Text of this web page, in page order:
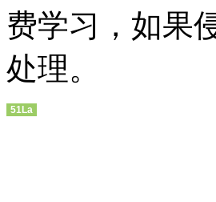
费学习，如果
处理。
51La